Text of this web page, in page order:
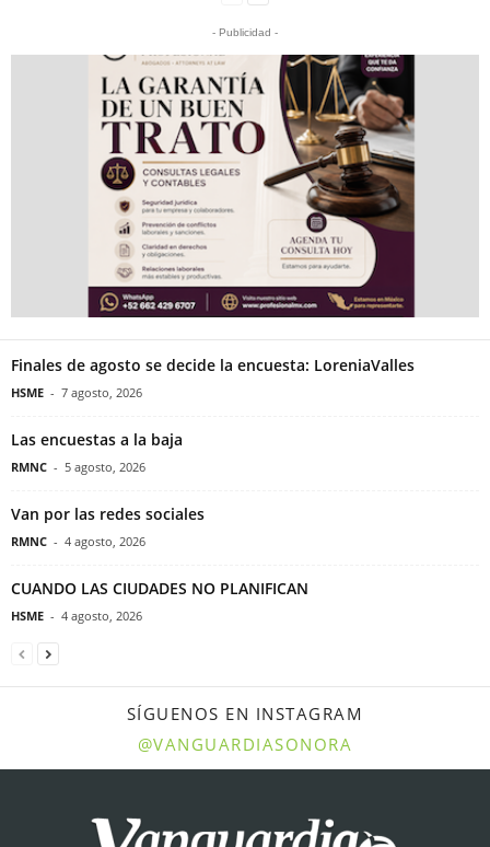
- Publicidad -
Finales de agosto se decide la encuesta: LoreniaValles
HSME - 7 agosto, 2026
Las encuestas a la baja
RMNC - 5 agosto, 2026
Van por las redes sociales
RMNC - 4 agosto, 2026
CUANDO LAS CIUDADES NO PLANIFICAN
HSME - 4 agosto, 2026
SÍGUENOS EN INSTAGRAM
@VANGUARDIASONORA